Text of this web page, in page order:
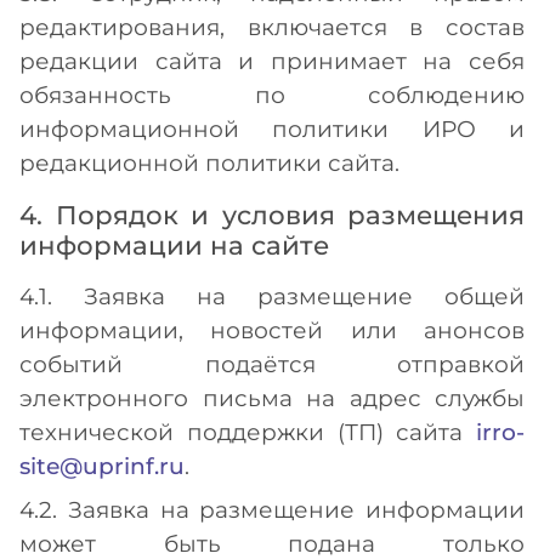
редактирования, включается в состав
редакции сайта и принимает на себя
обязанность по соблюдению
информационной политики ИРО и
редакционной политики сайта.
4. Порядок и условия размещения
информации на сайте
4.1. Заявка на размещение общей
информации, новостей или анонсов
событий подаётся отправкой
электронного письма на адрес службы
технической поддержки (ТП) сайта irro-
site@uprinf.ru.
4.2. Заявка на размещение информации
может быть подана только